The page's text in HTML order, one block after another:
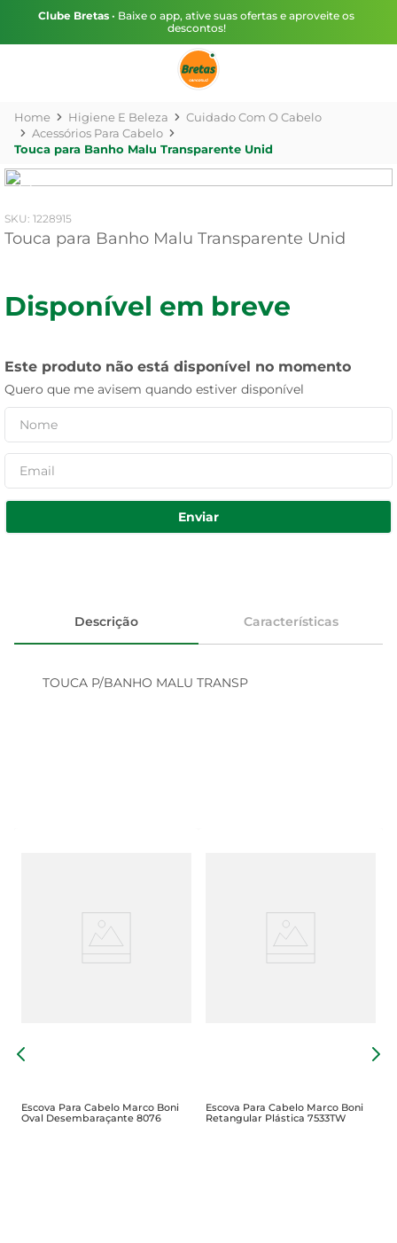
Clube Bretas • Baixe o app, ative suas ofertas e aproveite os
descontos!
Higiene E Beleza
Cuidado Com O Cabelo
Acessórios Para Cabelo
Touca para Banho Malu Transparente Unid
: 1228915
Touca para Banho Malu Transparente Unid
Disponível em breve
Este produto não está disponível no momento
Quero que me avisem quando estiver disponível
Enviar
Descrição Características
TOUCA P/BANHO MALU TRANSP
Escova Para Cabelo Marco Boni
Oval Desembaraçante 8076
Escova Para Cabelo Marco Boni
Retangular Plástica 7533TW